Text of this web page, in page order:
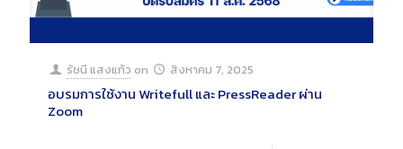
รัชนี แสงแก้ว on สิงหาคม 7, 2025
อบรมการใช้งาน Writefull และ PressReader ผ่าน
Zoom